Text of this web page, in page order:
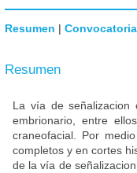
Resumen | Convocatoria
Resumen
La vía de señalizacion
embrionario, entre
craneofacial. Por
completos y en cortes
de la vía de